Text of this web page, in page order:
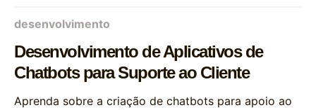
desenvolvimento
Desenvolvimento de Aplicativos de
Chatbots para Suporte ao Cliente
Aprenda sobre a criação de chatbots para apoio ao